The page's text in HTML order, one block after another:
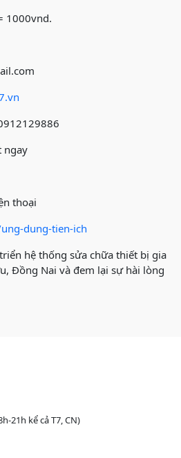
1000vnd.
ngay
thoại
dung-tien-ich
hệ thống sửa chữa thiết bị gia
Đồng Nai và đem lại sự hài lòng
21h kể cả T7, CN)